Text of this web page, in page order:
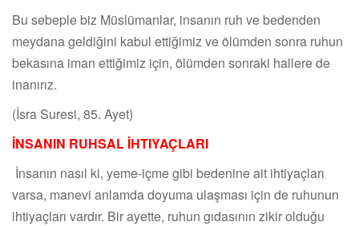
Bu sebeple biz Müslümanlar, insanın ruh ve bedenden
meydana geldiğini kabul ettiğimiz ve ölümden sonra ruhun
bekasına iman ettiğimiz için, ölümden sonraki hallere de
inanırız.
(İsra Suresi, 85. Ayet)
İNSANIN RUHSAL İHTIYAÇLARI
İnsanın nasıl ki, yeme-içme gibi bedenine ait ihtiyaçları
varsa, manevi anlamda doyuma ulaşması için de ruhunun
ihtiyaçları vardır. Bir ayette, ruhun gıdasının zikir olduğu